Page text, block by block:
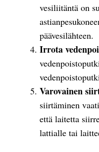
vesiliitäntä on
päävesilähteen.
Irrota
Varovainen
siirtäminen
että laitetta
lattialle tai